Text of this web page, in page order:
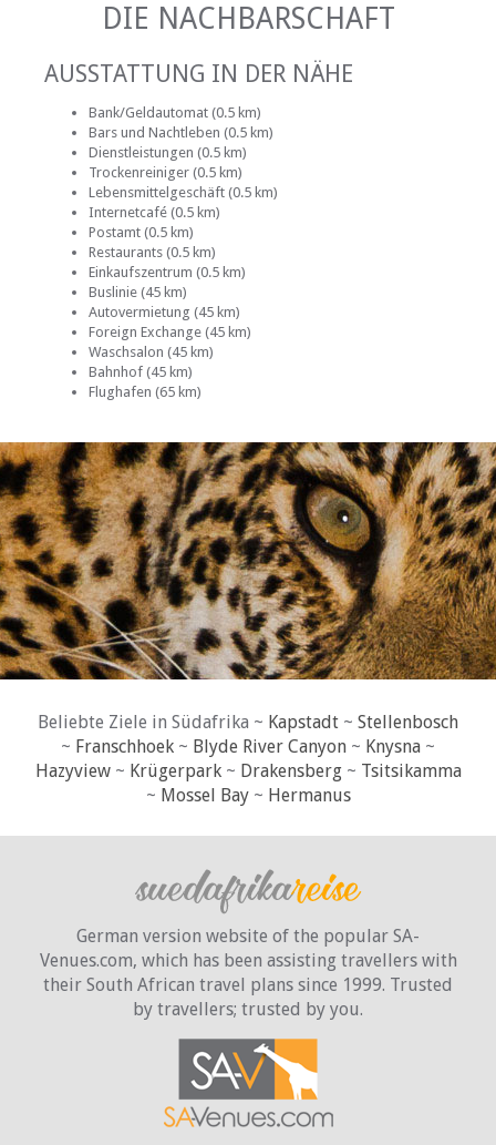
DIE NACHBARSCHAFT
AUSSTATTUNG IN DER NÄHE
Bank/Geldautomat (0.5 km)
Bars und Nachtleben (0.5 km)
Dienstleistungen (0.5 km)
Trockenreiniger (0.5 km)
Lebensmittelgeschäft (0.5 km)
Internetcafé (0.5 km)
Postamt (0.5 km)
Restaurants (0.5 km)
Einkaufszentrum (0.5 km)
Buslinie (45 km)
Autovermietung (45 km)
Foreign Exchange (45 km)
Waschsalon (45 km)
Bahnhof (45 km)
Flughafen (65 km)
Beliebte Ziele in Südafrika ~ Kapstadt ~ Stellenbosch
~ Franschhoek ~ Blyde River Canyon ~ Knysna ~
Hazyview~ Krügerpark~ Drakensberg~ Tsitsikamma
~ Mossel Bay~ Hermanus
German version website of the popular SA-
Venues.com, which has been assisting travellers with
their South African travel plans since 1999. Trusted
by travellers; trusted by you.